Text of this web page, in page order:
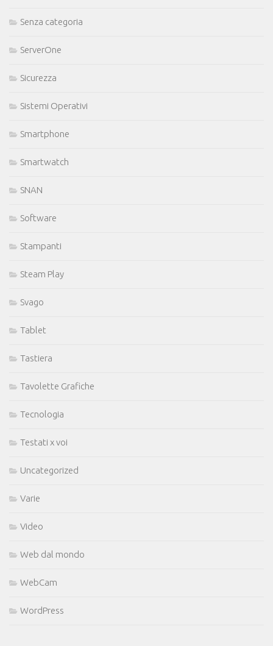
Senza categoria
ServerOne
Sicurezza
Sistemi Operativi
Smartphone
Smartwatch
SNAN
Software
Stampanti
Steam Play
Svago
Tablet
Tastiera
Tavolette Grafiche
Tecnologia
Testati x voi
Uncategorized
Varie
Video
Web dal mondo
WebCam
WordPress